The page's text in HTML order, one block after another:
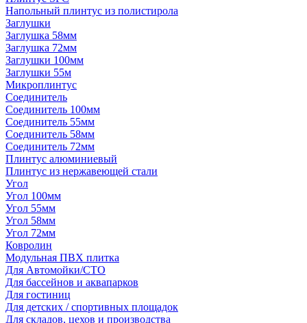
Напольный плинтус из полистирола
Заглушки
Заглушка 58мм
Заглушка 72мм
Заглушки 100мм
Заглушки 55м
Микроплинтус
Соединитель
Соединитель 100мм
Соединитель 55мм
Соединитель 58мм
Соединитель 72мм
Плинтус алюминиевый
Плинтус из нержавеющей стали
Угол
Угол 100мм
Угол 55мм
Угол 58мм
Угол 72мм
Ковролин
Модульная ПВХ плитка
Для Автомойки/СТО
Для бассейнов и аквапарков
Для гостиниц
Для детских / спортивных площадок
Для складов, цехов и производства